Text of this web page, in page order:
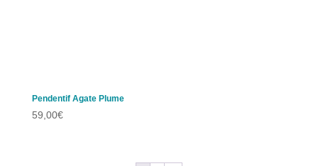
Pendentif Agate Plume
59,00€